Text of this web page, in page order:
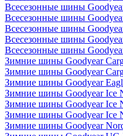
Всесезонные шины
Всесезонные шины
Всесезонные шины
Всесезонные шины
Всесезонные шины
Зимние шины Goodyear
Зимние шины Goodyear
Зимние шины Goodyear
Зимние шины Goodyear Ice
Зимние шины Goodyear Ice
Зимние шины Goodyear Ice
Зимние шины Goodyear